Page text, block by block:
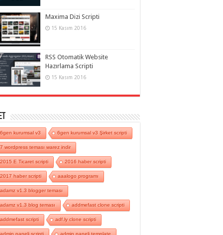
Maxima Dizi Scripti
15 Kasım 2016
RSS Otomatik Website
Hazırlama Scripti
15 Kasım 2016
6gen kurumsal v3 6gen kurumsal v3 Şirket scripti
7 wordpress teması warez indir
2015 E Ticaret scripti 2016 haber scripti
2017 haber scripti aaalogo programı
adamz v1.3 blogger teması
adamz v1.3 blog teması addmefast clone scripti
addmefast scripti adf.ly clone scripti
admin paneli scripti admin paneli template